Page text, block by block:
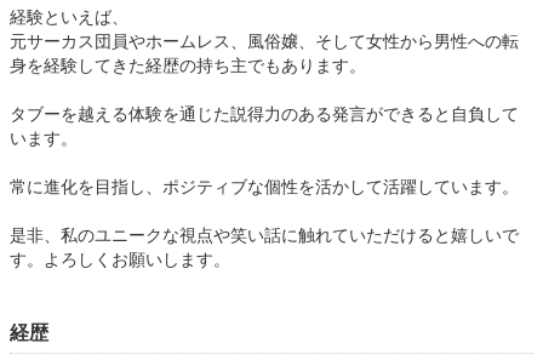
経験といえば、
元サーカス団員やホームレス、風俗嬢、そして女性から男性への転
身を経験してきた経歴の持ち主でもあります。
タブーを越える体験を通じた説得力のある発言ができると自負して
います。
常に進化を目指し、ポジティブな個性を活かして活躍しています。
是非、私のユニークな視点や笑い話に触れていただけると嬉しいで
す。よろしくお願いします。
経歴